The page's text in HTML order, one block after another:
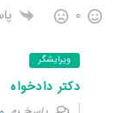
0
ویرایشگر
دکتر دادخواه